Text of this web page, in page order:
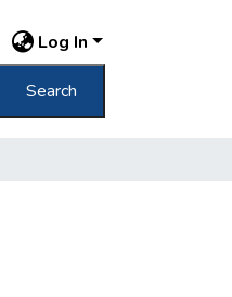
Log In
Search